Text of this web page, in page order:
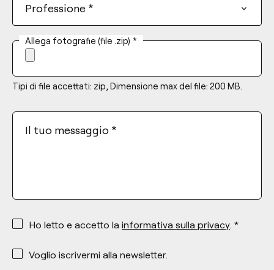
Professione *
Allega fotografie (file .zip) *
Tipi di file accettati: zip, Dimensione max del file: 200 MB.
Il tuo messaggio *
*
Ho letto e accetto la informativa sulla privacy. *
*
Voglio iscrivermi alla newsletter.